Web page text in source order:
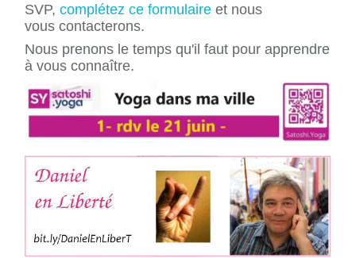
SVP, complétez ce formulaire et nous
vous contacterons.
Nous prenons le temps qu'il faut pour apprendre
à vous connaître.